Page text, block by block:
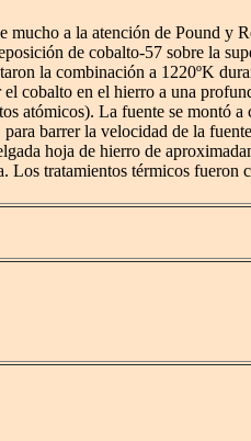
mucho a la atención de Pound y
de cobalto-57 sobre la
la combinación a 1220ºK
cobalto en el hierro a una
atómicos). La fuente se montó
barrer la velocidad de la
hoja de hierro de
Los tratamientos térmicos fueron